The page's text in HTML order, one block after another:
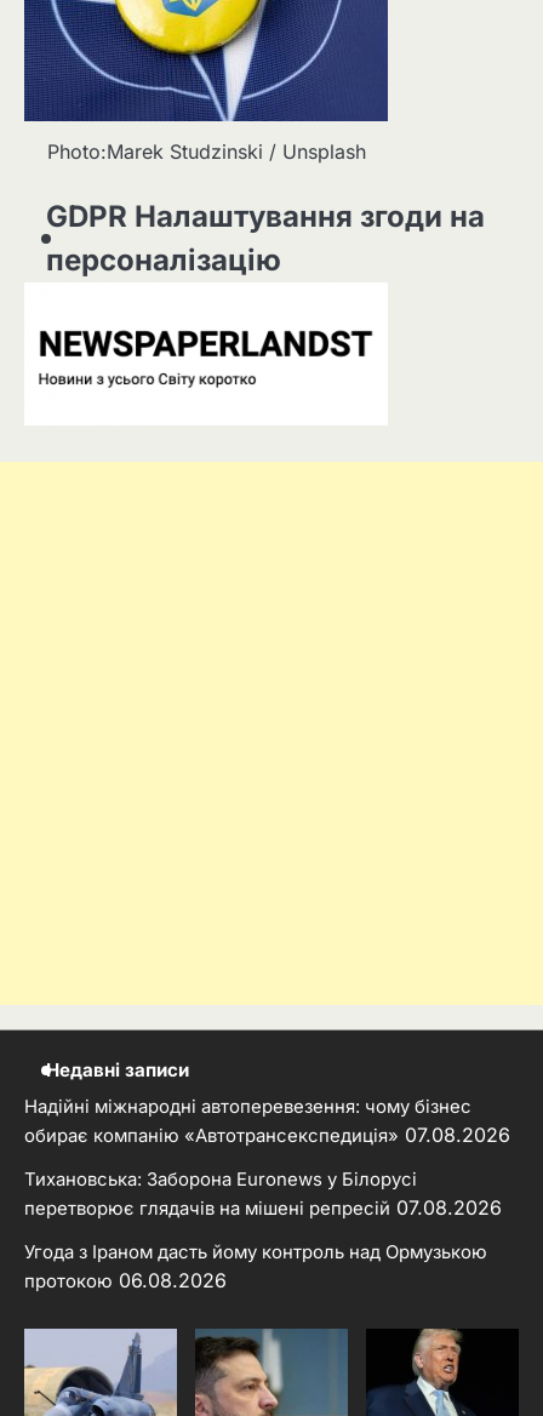
Photo:Marek Studzinski / Unsplash
GDPR Налаштування згоди на
персоналізацію
Недавні записи
Надійні міжнародні автоперевезення: чому бізнес
обирає компанію «Автотрансекспедиція» 07.08.2026
Тихановська: Заборона Euronews у Білорусі
перетворює глядачів на мішені репресій 07.08.2026
Угода з Іраном дасть йому контроль над Ормузькою
протокою 06.08.2026